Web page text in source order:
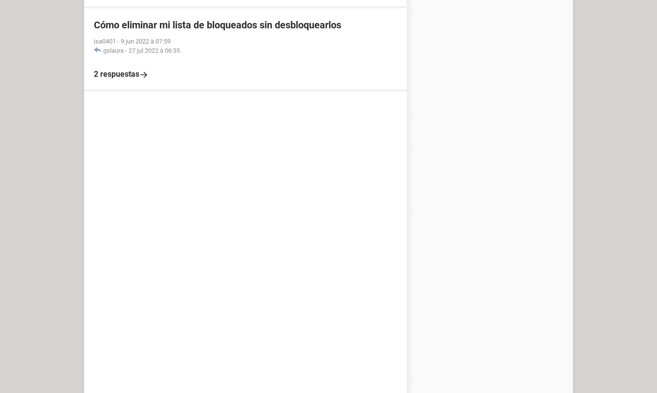
Cómo eliminar mi lista de bloqueados sin desbloquearlos
isa0401 - 9 jun 2022 à 07:59
gslaura - 27 jul 2022 à 06:35
2 respuestas